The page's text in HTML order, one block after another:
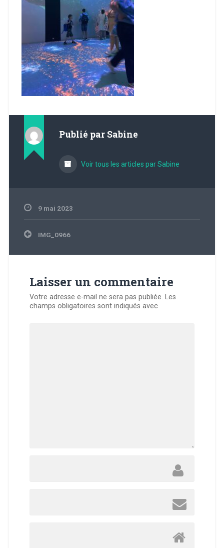
Publié par Sabine
Voir tous les articles par Sabine
9 mai 2023
Navigation
de
IMG_0966
Laisser un commentaire
Votre adresse e-mail ne sera pas publiée. Les
champs obligatoires sont indiqués avec